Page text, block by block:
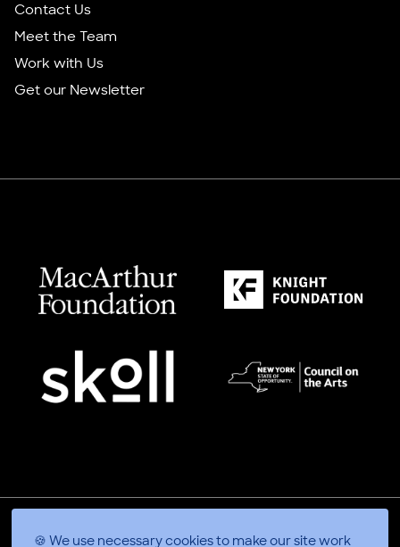
🍪 We use necessary cookies to make our site work
Contact Us
Meet the Team
Work with Us
Get our Newsletter